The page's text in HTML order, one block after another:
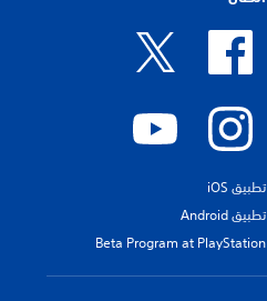
تطبيق iOS
تطبيق Android
Beta Program at PlayStation